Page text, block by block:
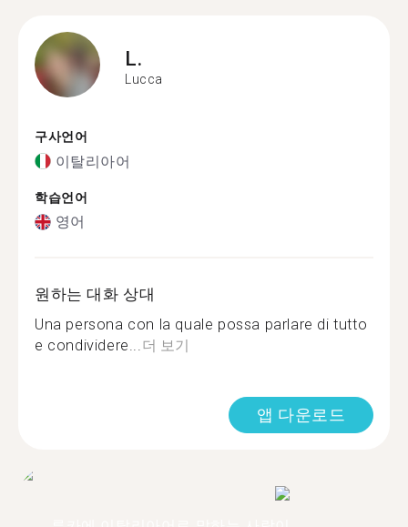
L.
Lucca
구사언어
이탈리아어
학습언어
영어
원하는 대화 상대
Una persona con la quale possa parlare di tutto
e condividere...더 보기
앱 다운로드